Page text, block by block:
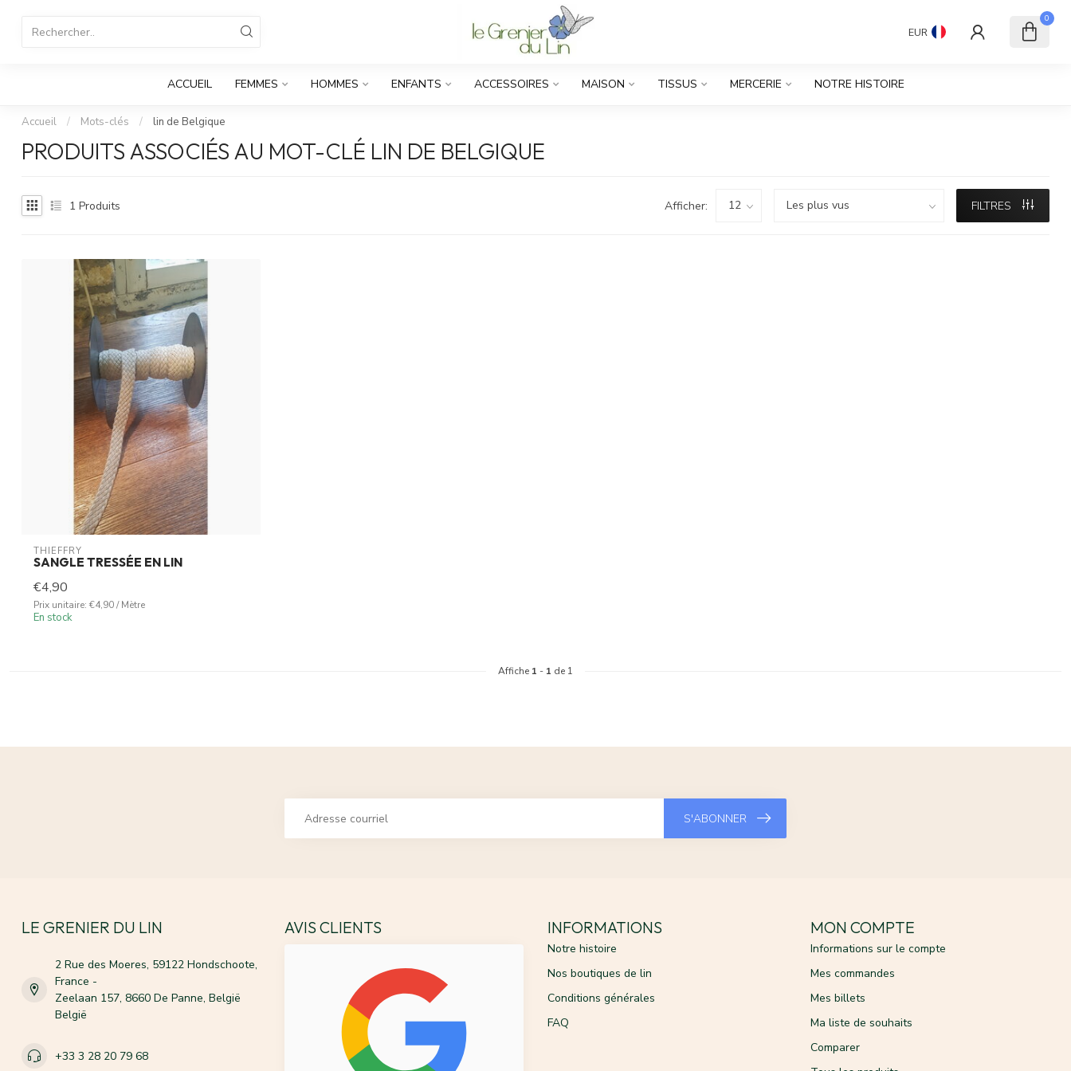
EUR
0
ACCUEIL FEMMES HOMMES ENFANTS ACCESSOIRES MAISON TISSUS MERCERIE NOTRE HISTOIRE
Accueil / Mots-clés / lin de Belgique
PRODUITS ASSOCIÉS AU MOT-CLÉ LIN DE BELGIQUE
1 Produits Afficher: FILTRES
THIEFFRY
SANGLE TRESSÉE EN LIN
€4,90
Prix unitaire: €4,90 / Mètre
En stock
Affiche 1 - 1 de 1
S'ABONNER
LE GRENIER DU LIN
2 Rue des Moeres, 59122 Hondschoote,
France -
Zeelaan 157, 8660 De Panne, België
België
+33 3 28 20 79 68
AVIS CLIENTS INFORMATIONS
Notre histoire
Nos boutiques de lin
Conditions générales
FAQ
MON COMPTE
Informations sur le compte
Mes commandes
Mes billets
Ma liste de souhaits
Comparer